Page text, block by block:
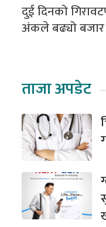
दुई दिनको
अंकले बढ्यो बजार
ताजा अपडेट